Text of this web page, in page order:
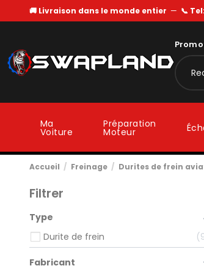
🚚 Livraison dans le monde entier — 📞
Ma
Voiture
Préparation
Moteur
Accueil Freinage Durites de frein
Filtrer
Type
Durite de frein
Fabricant